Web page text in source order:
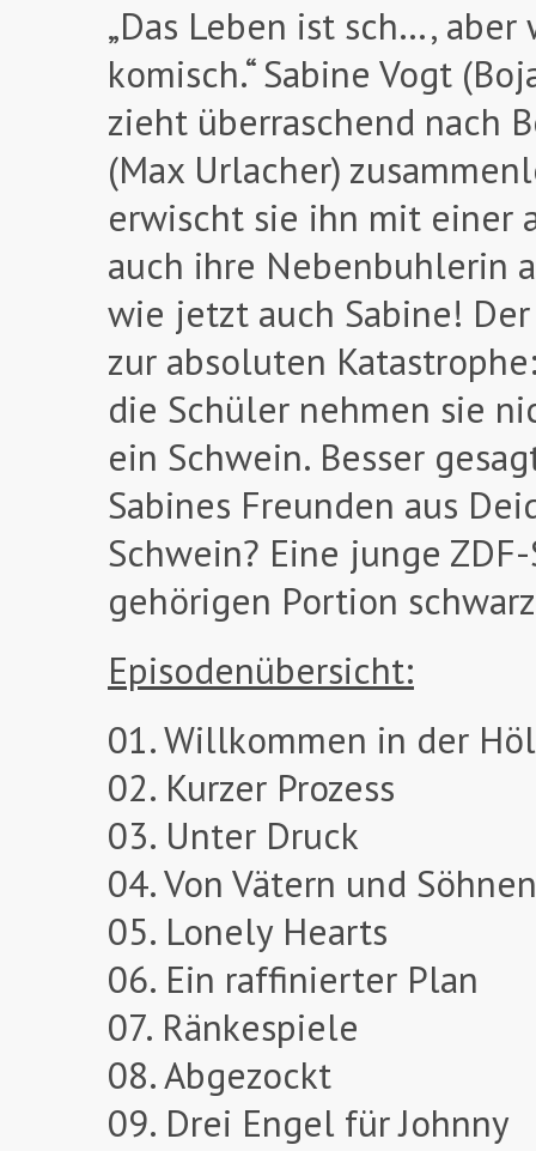
„Das Leben ist sch…,
komisch.“ Sabine Vogt
zieht überraschend nach
(Max Urlacher)
erwischt sie ihn mit einer
auch ihre Nebenbuhlerin
wie jetzt auch Sabine!
zur absoluten
die Schüler nehmen sie
ein Schwein. Besser
Sabines Freunden aus
Schwein? Eine junge
gehörigen Portion
Episodenübersicht:
01. Willkommen in der
02. Kurzer Prozess
03. Unter Druck
04. Von Vätern und Söhnen
05. Lonely Hearts
06. Ein raffinierter Plan
07. Ränkespiele
08. Abgezockt
09. Drei Engel für Johnny